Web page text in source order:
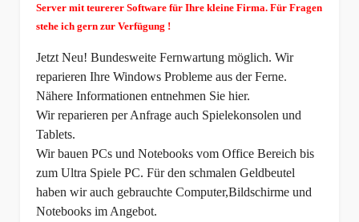
Server mit teurerer Software für Ihre kleine Firma. Für Fragen
stehe ich gern zur Verfügung !
Jetzt Neu! Bundesweite Fernwartung möglich. Wir
reparieren Ihre Windows Probleme aus der Ferne.
Nähere Informationen entnehmen Siehier.
Wir reparieren per Anfrage auch Spielekonsolen und
Tablets.
Wir bauen PCs und Notebooks vom Office Bereich bis
zum Ultra Spiele PC. Für den schmalen Geldbeutel
haben wir auch gebrauchte Computer,Bildschirme und
Notebooks im Angebot.